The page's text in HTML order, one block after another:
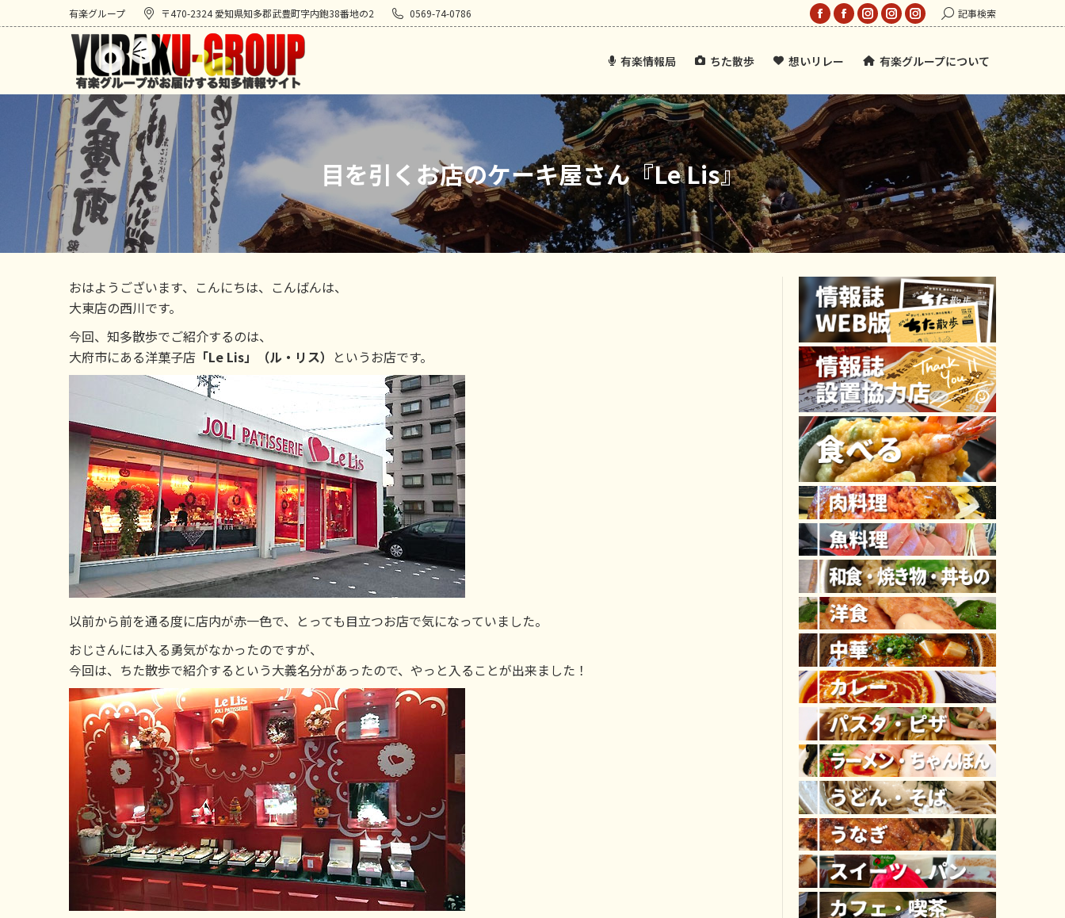
有楽グループ 〒470-2324 愛知県知多郡武豊町字内鉋38番地の2 0569-74-0786
Facebook
opens
new
window
Facebook
opens
new
window
Instagram
opens
new
window
Instagram
opens
new
Instagram
opens
new
window
Search:記事検索
有楽情報局 ちた散歩 想いリレー 有楽グループについて
目を引くお店のケーキ屋さん『Le Lis』
おはようございます、こんにちは、こんばんは、
大東店の西川です。
今回、知多散歩でご紹介するのは、
大府市にある洋菓子店 「Le Lis」（ル・リス） というお店です。
以前から前を通る度に店内が赤一色で、とっても目立つお店で気になっていました。
おじさんには入る勇気がなかったのですが、
今回は、ちた散歩で紹介するという大義名分があったので、やっと入ることが出来ました！